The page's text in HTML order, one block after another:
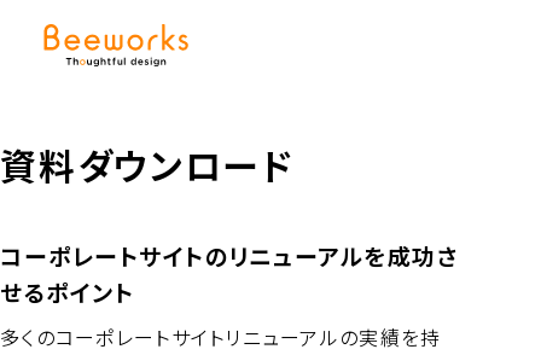
資料ダウンロード
コーポレートサイトのリニューアルを成功さ
せるポイント
多くのコーポレートサイトリニューアルの実績を持